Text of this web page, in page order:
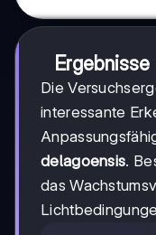
Die
interessante
delagoensis.
das